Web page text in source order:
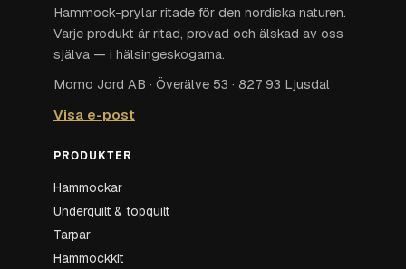
Hammock-prylar ritade för den nordiska naturen.
Varje produkt är ritad, provad och älskad av oss
själva — i hälsingeskogarna.
Momo Jord AB · Överälve 53 · 827 93 Ljusdal
Visa e-post
PRODUKTER
Hammockar
Underquilt & topquilt
Tarpar
Hammockkit